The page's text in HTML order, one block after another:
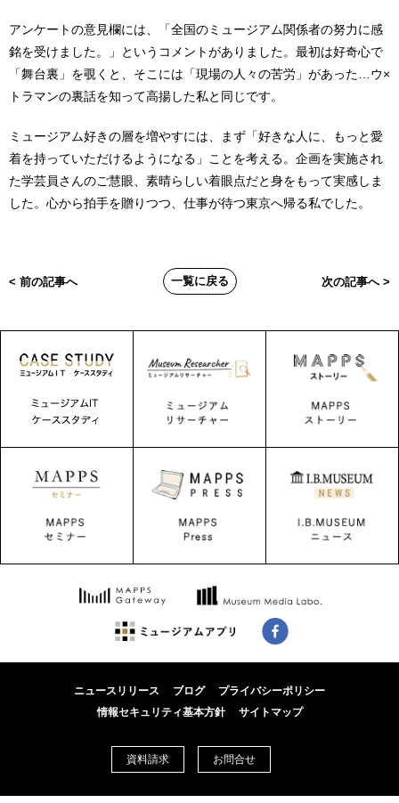
アンケートの意見欄には、「全国のミュージアム関係者の努力に感
銘を受けました。」というコメントがありました。最初は好奇心で
「舞台裏」を覗くと、そこには「現場の人々の苦労」があった…ウ×
トラマンの裏話を知って高揚した私と同じです。
ミュージアム好きの層を増やすには、まず「好きな人に、もっと愛
着を持っていただけるようになる」ことを考える。企画を実施され
た学芸員さんのご慧眼、素晴らしい着眼点だと身をもって実感しま
した。心から拍手を贈りつつ、仕事が待つ東京へ帰る私でした。
< 前の記事へ 一覧に戻る 次の記事へ >
ニュースリリース ブログ
プライバシーポリシー
情報セキュリティ基本方針
サイトマップ
資料請求 お問合せ